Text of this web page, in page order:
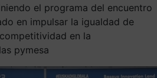
el programa del encuentro
en impulsar la igualdad de
en la
pymesa